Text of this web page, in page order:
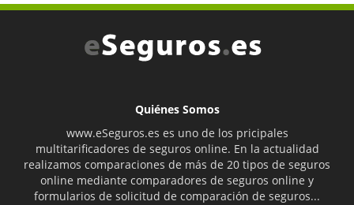
Quiénes Somos
www.eSeguros.es es uno de los pricipales
multitarificadores de seguros online. En la actualidad
realizamos comparaciones de más de 20 tipos de seguros
online mediante comparadores de seguros online y
formularios de solicitud de comparación de seguros...